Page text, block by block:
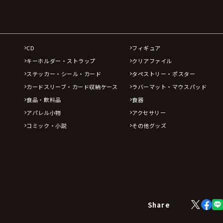
CD
フィギュア
キーホルダー・ストラップ
クリアファイル
ステッカー・シール・カード
タペストリー・ポスター
カードスリーブ・カード収納ケース
ラバーマット・マウスパッド
食品・飲料品
食器
アパレル小物
アクセサリー
コミック・小説
その他グッズ
Share
X
(Twitter)